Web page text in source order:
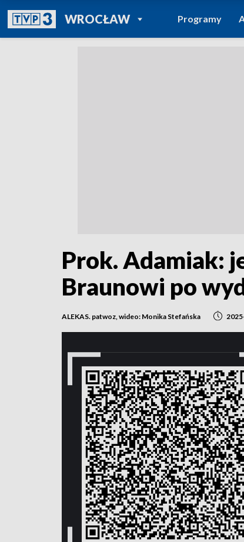
WROCŁAWPOWRÓT DO
TVP REGIONY
Programy
Prok. Adamiak:
Braunowi po
ALEKAS. patwoz, wideo: Monika Stefańska